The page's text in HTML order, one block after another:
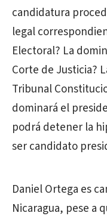
candidatura
legal
Electoral? La
Corte de Justicia?
Tribunal
dominará el
podrá detener la
ser candidato
Daniel Ortega es
Nicaragua, pese a